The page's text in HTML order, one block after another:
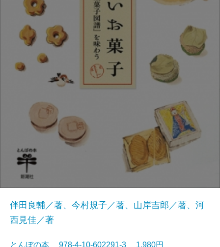
伴田良輔／著、今村規子／著、山岸吉郎／著、河
西見佳／著
とんぼの本 978-4-10-602291-3 1,980円